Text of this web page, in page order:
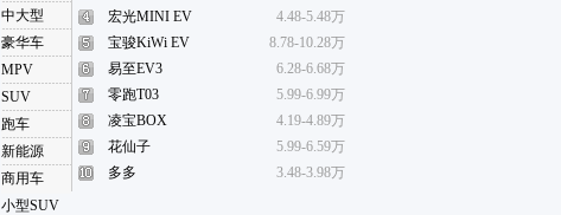
中大型
豪华车
MPV
SUV
跑车
新能源
商用车
小型SUV
宏光MINI EV
4.48-5.48万
宝骏KiWi EV
8.78-10.28万
易至EV3
6.28-6.68万
零跑T03
5.99-6.99万
凌宝BOX
4.19-4.89万
花仙子
5.99-6.59万
多多
3.48-3.98万